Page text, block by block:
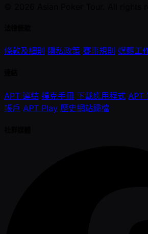
條款及細則 隱私政策 賽事規則 媒體工
APT 連結 撲克手冊 下載應用程式 APT
帳戶 APT Play 歷史網站歸檔